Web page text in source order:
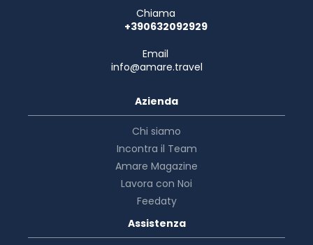
Chiama
+390632092929
Email
info@amare.travel
Azienda
Chi siamo
Incontra il Team
Amare Magazine
Lavora con Noi
Feedaty
Assistenza